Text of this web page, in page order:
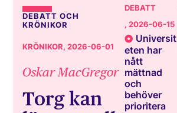
DEBATT OCH
KRÖNIKOR
KRÖNIKOR, 2026-06-01
Oskar MacGregor
Torg kan
DEBATT
, 2026-06-15
Universit
eten har
nått
mättnad
och
behöver
prioritera